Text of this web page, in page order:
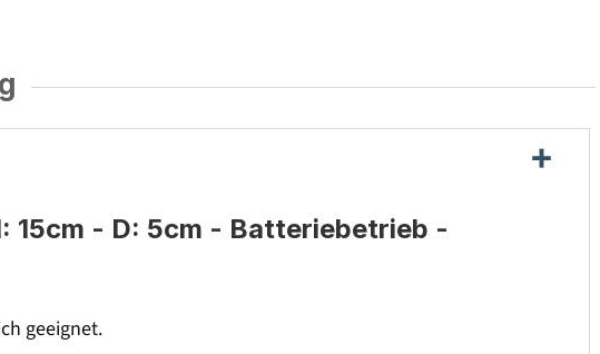
15cm - D: 5cm - Batteriebetrieb -
geeignet.